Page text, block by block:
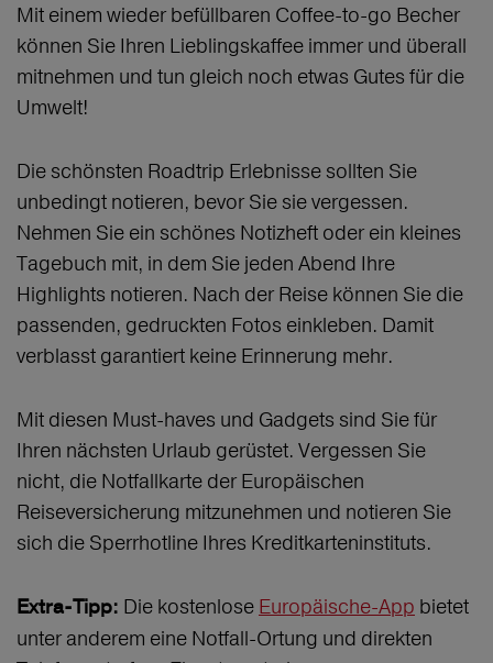
Mit einem wieder befüllbaren Coffee-to-go Becher
können Sie Ihren Lieblingskaffee immer und überall
mitnehmen und tun gleich noch etwas Gutes für die
Umwelt!
Die schönsten Roadtrip Erlebnisse sollten Sie
unbedingt notieren, bevor Sie sie vergessen.
Nehmen Sie ein schönes Notizheft oder ein kleines
Tagebuch mit, in dem Sie jeden Abend Ihre
Highlights notieren. Nach der Reise können Sie die
passenden, gedruckten Fotos einkleben. Damit
verblasst garantiert keine Erinnerung mehr.
Mit diesen Must-haves und Gadgets sind Sie für
Ihren nächsten Urlaub gerüstet. Vergessen Sie
nicht, die Notfallkarte der Europäischen
Reiseversicherung mitzunehmen und notieren Sie
sich die Sperrhotline Ihres Kreditkarteninstituts.
Extra-Tipp: Die kostenlose Europäische-App bietet
unter anderem eine Notfall-Ortung und direkten